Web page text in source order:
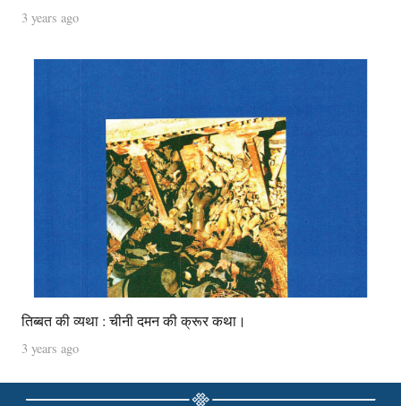
3 years ago
तिब्बत की व्यथा : चीनी दमन की क्रूर कथा।
3 years ago